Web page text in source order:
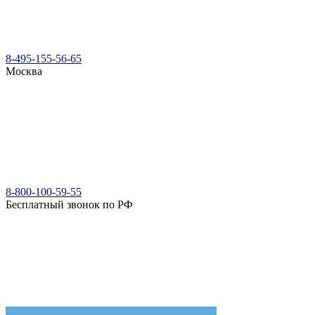
8-495-155-56-65
Москва
8-800-100-59-55
Бесплатный звонок по РФ